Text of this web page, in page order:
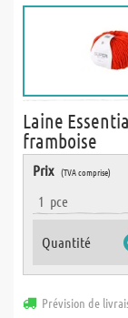
Laine
framboise
Prix (TVA comprise)
1 pce
Quantité
Prévision de